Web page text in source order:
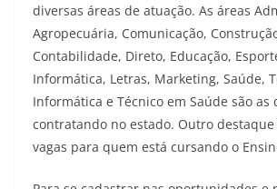
diversas áreas de atuação. As áreas
Agropecuária, Comunicação,
Contabilidade, Direto, Educação,
Informática, Letras, Marketing, Saúde,
Informática e Técnico em Saúde são as
contratando no estado. Outro
vagas para quem está cursando o